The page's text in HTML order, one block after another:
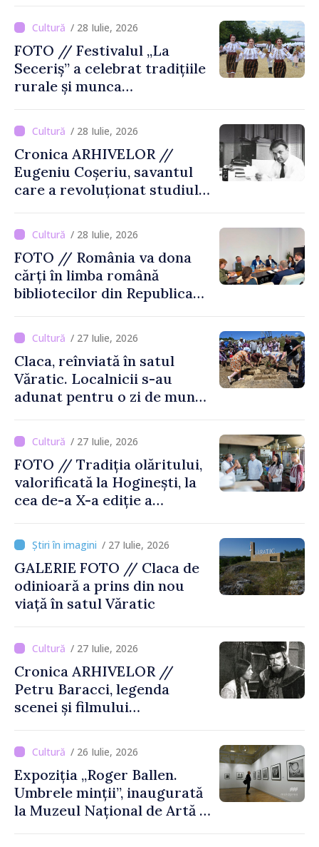
/ 28 Iulie, 2026
FOTO // Festivalul „La
Seceriș” a celebrat tradițiile
rurale și munca
/ 28 Iulie, 2026
Cronica ARHIVELOR //
Eugeniu Coșeriu, savantul
care a revoluționat studiul
/ 28 Iulie, 2026
FOTO // România va dona
cărți în limba română
bibliotecilor din Republica
/ 27 Iulie, 2026
Claca, reînviată în satul
Văratic. Localnicii s-au
adunat pentru o zi de muncă
/ 27 Iulie, 2026
FOTO // Tradiția olăritului,
valorificată la Hoginești, la
cea de-a X-a ediție a
Vasile Gonciari”
/ 27 Iulie, 2026
GALERIE FOTO // Claca de
odinioară a prins din nou
viață în satul Văratic
/ 27 Iulie, 2026
Cronica ARHIVELOR //
Petru Baracci, legenda
scenei și filmului
/ 26 Iulie, 2026
Expoziția „Roger Ballen.
Umbrele minții”, inaugurată
la Muzeul Național de Artă al